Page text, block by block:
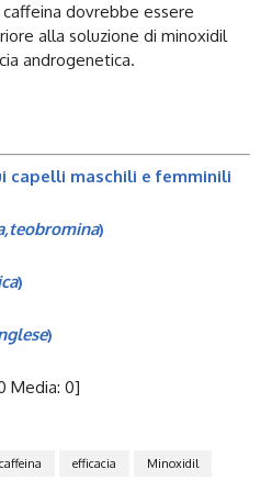
dovrebbe essere
alla soluzione di minoxidil
androgenetica.
capelli maschili e femminili
)
)
)
Media: 0]
caffeina efficacia
Minoxidil